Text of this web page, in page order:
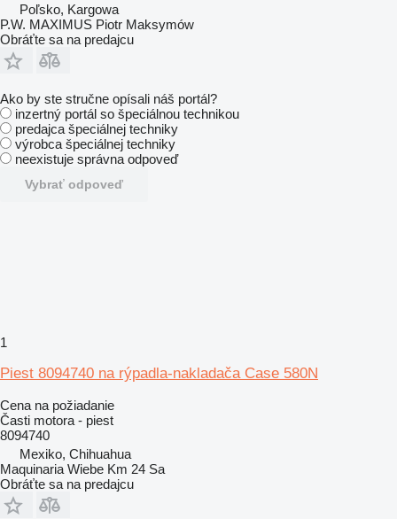
Poľsko, Kargowa
P.W. MAXIMUS Piotr Maksymów
Obráťte sa na predajcu
Ako by ste stručne opísali náš portál?
inzertný portál so špeciálnou technikou
predajca špeciálnej techniky
výrobca špeciálnej techniky
neexistuje správna odpoveď
Vybrať odpoveď
1
Piest 8094740 na rýpadla-nakladača Case 580N
Cena na požiadanie
Časti motora - piest
8094740
Mexiko, Chihuahua
Maquinaria Wiebe Km 24 Sa
Obráťte sa na predajcu